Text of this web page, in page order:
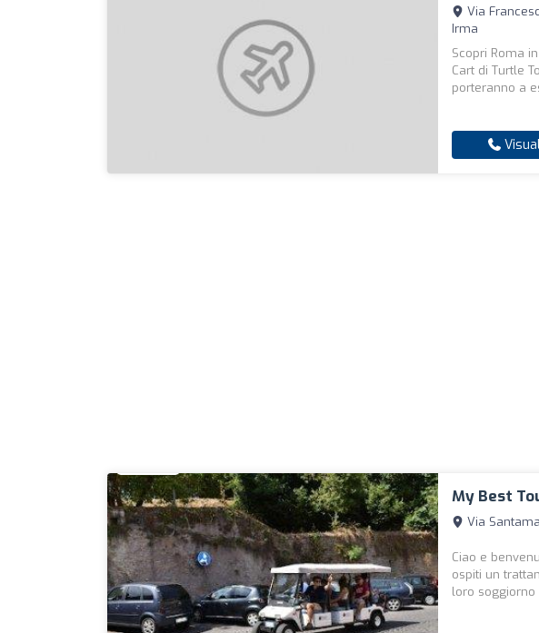
Via
Irma
Scopri Roma
Cart di Turtle
porteranno a
My Best
Via
Ciao e
ospiti un
loro soggiorno